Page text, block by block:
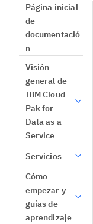
Página inicial
de
documentació
n
Visión
general de
IBM Cloud
Pak for
Data as a
Service
Servicios
Cómo
empezar y
guías de
aprendizaje